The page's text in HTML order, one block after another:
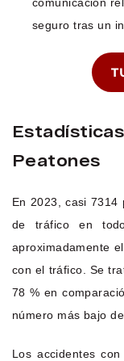
seguro tras un
Peatones
En 2023, casi 7314
de tráfico en
aproximadamente
con el tráfico. Se
78 % en
número más bajo
Los accidentes